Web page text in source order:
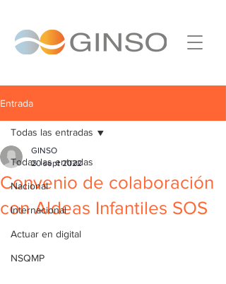
Entrada
Todas las entradas
Nacional
Internacional
Actuar en digital
NSQMP
Todas las entradas
Convenio de colaboración
con Aldeas Infantiles SOS
GINSO
20 sept 2022